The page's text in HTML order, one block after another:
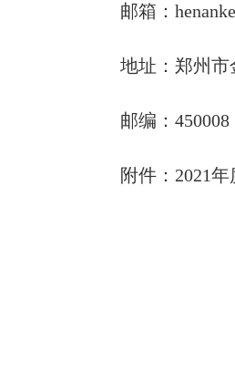
邮箱：
地址：郑州市金
邮编：450008
附件：2021年
河南